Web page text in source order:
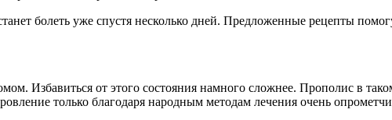
болеть уже спустя несколько дней. Предложенные рецепты
Избавиться от этого состояния намного сложнее. Прополис в
только благодаря народным методам лечения очень